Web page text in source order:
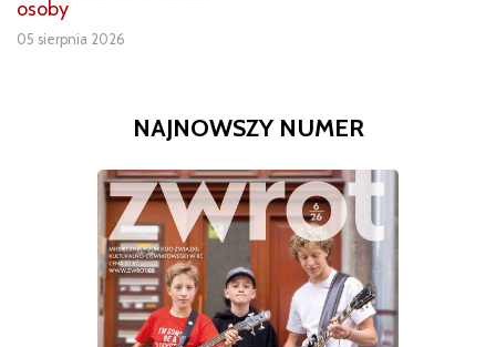
osoby
05 sierpnia 2026
NAJNOWSZY NUMER